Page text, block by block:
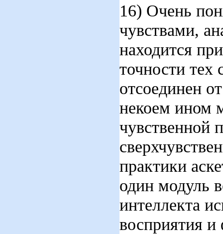
16) Очень
чувствами,
находится
точности тех
отсоединен
некоем ином
чувственной
практики
один модуль
интеллекта
восприятия